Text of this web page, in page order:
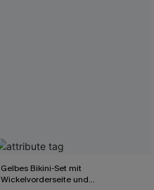
Gelbes Bikini-Set mit
Wickelvorderseite und